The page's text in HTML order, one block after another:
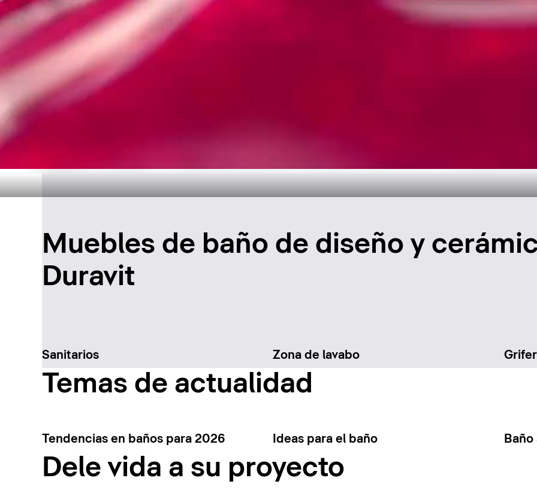
Diseño atemporal para el
Descúbralo ahora
Muebles de baño de diseño y
Duravit
Sanitarios Zona de lavabo
Temas de actualidad
Tendencias en baños para 2026 Ideas para el baño
Dele vida a su proyecto